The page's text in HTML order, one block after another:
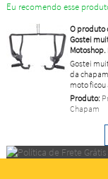
Eu recomendo esse
O produto
Gostei
Motoshop.
Gostei
da
moto
Produto:
Chapam